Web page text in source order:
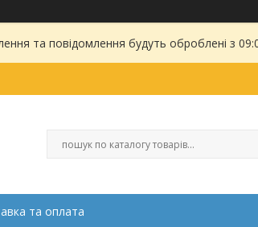
та повідомлення будуть оброблені з
та оплата